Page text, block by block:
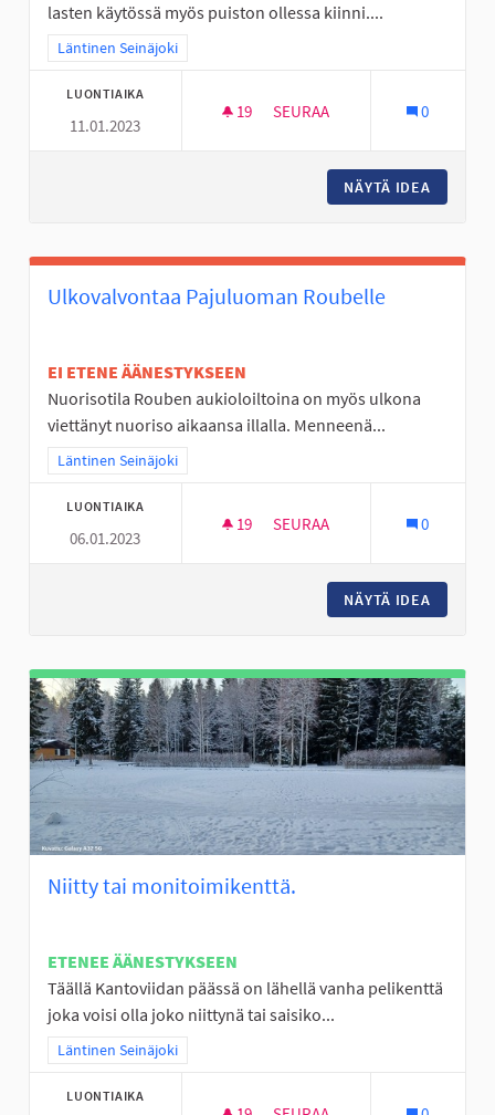
lasten käytössä myös puiston ollessa kiinni....
Rajaa tulokset teeman mukaan: Läntinen Seinäjoki
Läntinen Seinäjoki
LUONTIAIKA
11.01.2023
19 19 SEURAAJAA
SEURAA 0
NÄYTÄ IDEA
Ulkovalvontaa Pajuluoman Roubelle
EI ETENE ÄÄNESTYKSEEN
Nuorisotila Rouben aukioloiltoina on myös ulkona
viettänyt nuoriso aikaansa illalla. Menneenä...
Rajaa tulokset teeman mukaan: Läntinen Seinäjoki
Läntinen Seinäjoki
LUONTIAIKA
06.01.2023
19 19 SEURAAJAA
SEURAA 0
NÄYTÄ IDEA
Niitty tai monitoimikenttä.
ETENEE ÄÄNESTYKSEEN
Täällä Kantoviidan päässä on lähellä vanha pelikenttä
joka voisi olla joko niittynä tai saisiko...
Rajaa tulokset teeman mukaan: Läntinen Seinäjoki
Läntinen Seinäjoki
LUONTIAIKA